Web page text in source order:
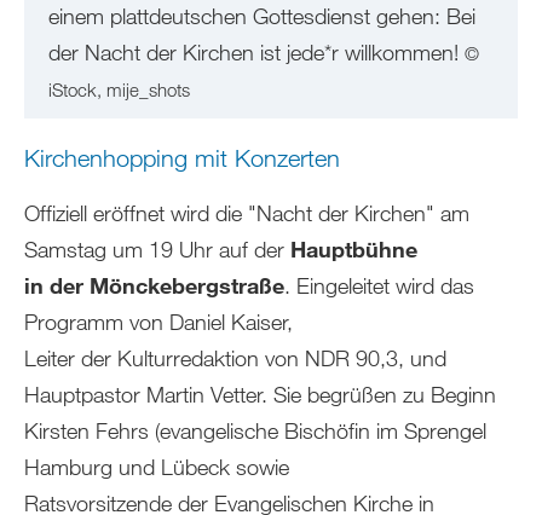
einem plattdeutschen Gottesdienst gehen: Bei
der Nacht der Kirchen ist jede*r willkommen! ©
iStock, mije_shots
Kirchenhopping mit Konzerten
Offiziell eröffnet wird die "Nacht der Kirchen" am
Samstag um 19 Uhr auf der Hauptbühne
in der Mönckebergstraße. Eingeleitet wird das
Programm von Daniel Kaiser,
Leiter der Kulturredaktion von NDR 90,3, und
Hauptpastor Martin Vetter. Sie begrüßen zu Beginn
Kirsten Fehrs (evangelische Bischöfin im Sprengel
Hamburg und Lübeck sowie
Ratsvorsitzende der Evangelischen Kirche in